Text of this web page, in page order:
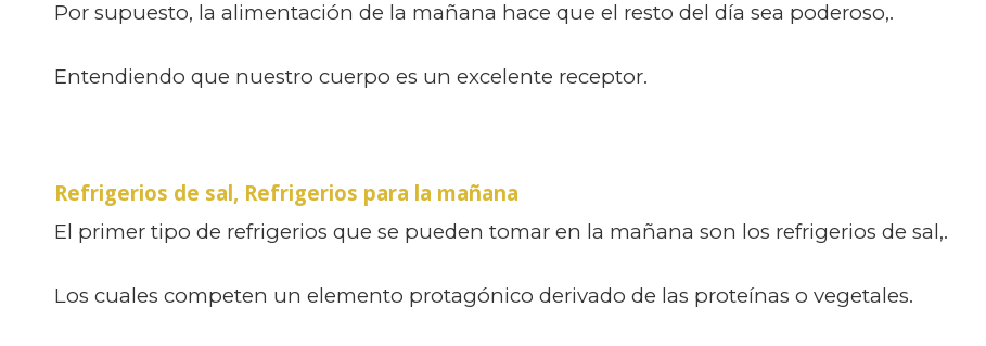
Por supuesto, la alimentación de la mañana hace que el resto del día sea poderoso,.
Entendiendo que nuestro cuerpo es un excelente receptor.
Refrigerios de sal, Refrigerios para la mañana
El primer tipo de refrigerios que se pueden tomar en la mañana son los refrigerios de sal,.
Los cuales competen un elemento protagónico derivado de las proteínas o vegetales.